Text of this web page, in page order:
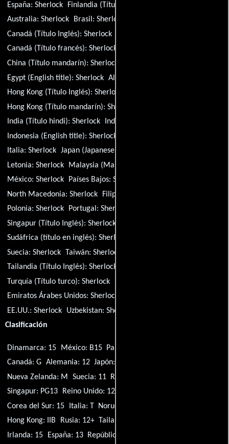
España:Sherlock Finlandia (Título sueco):
Australia:Sherlock Brasil: Sherlock
Canadá (Título Inglés):Sherlock
Canadá (Título francés):Sherlock
China (Título mandarín):Sherlock
Egypt (English title):Sherlock Alemania:
Hong Kong (Título Inglés):Sherlock
Hong Kong (Título mandarín):Sherlock
India (Título hindi):Sherlock India (Título Inglés):
Indonesia (English title):Sherlock
Italia:Sherlock Japan (Japanese title):
Letonia:Sherlock Malaysia (Mandarin title):
México:Sherlock Países Bajos: Sherlock
North Macedonia:Sherlock Filipinas (Título Inglés):
Polonia:Sherlock Portugal: Sherlock
Singapur (Título Inglés):Sherlock
Sudáfrica (título en inglés):Sherlock
Suecia:Sherlock Taiwán: Sherlock
Tailandia (Título Inglés):Sherlock
Turquía (Título turco):Sherlock
Emiratos Árabes Unidos:Sherlock
EE.UU.:Sherlock Uzbekistan: Sherlock
Clasificación
Dinamarca: 15 México: B15 Países Bajos: 16
Canadá: G Alemania: 12 Japón: G
Nueva Zelanda: M
Suecia: 11 Reino Unido: 15
Singapur: PG13
Reino Unido: 12
Corea del Sur: 15
Italia: T Noruega: 12
Hong Kong: IIB
Rusia: 12+ Tailandia: 15
Irlanda: 15
España: 13 República Checa: 15